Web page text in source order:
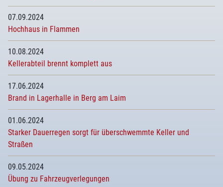
07.09.2024
Hochhaus in Flammen
10.08.2024
Kellerabteil brennt komplett aus
17.06.2024
Brand in Lagerhalle in Berg am Laim
01.06.2024
Starker Dauerregen sorgt für überschwemmte Keller und
Straßen
09.05.2024
Übung zu Fahrzeugverlegungen